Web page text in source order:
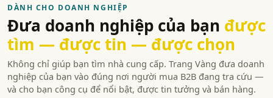
DÀNH CHO DOANH NGHIỆP
Đưa doanh nghiệp của bạn được
tìm — được tin — được chọn
Không chỉ giúp bạn tìm nhà cung cấp. Trang Vàng đưa doanh
nghiệp của bạn vào đúng nơi người mua B2B đang tra cứu —
và cho bạn công cụ để nổi bật, được tin tưởng và bán hàng.